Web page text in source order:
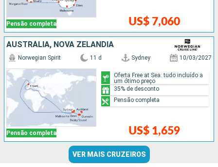
Pensão completa US$ 7,060
AUSTRÁLIA, NOVA ZELÂNDIA
Pensão completa
Norwegian Spirit 11 d Sydney 10/03/2027
US$ 1,659
Oferta Free at Sea: tudo incluído a
um ótimo preço
35% de desconto
Pensão completa
VER MAIS CRUZEIROS